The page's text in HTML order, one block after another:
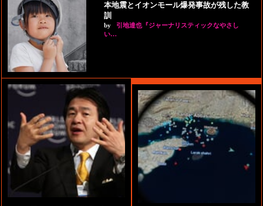
本地震とイオンモール爆発事故が残した教
訓
by
引地達也『ジャーナリスティックなやさし
い…